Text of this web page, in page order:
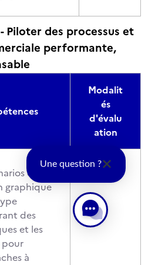
Piloter des processus et
performante,
Modalit
és
d'évalu
ation
de
graphique
des
et les
à
Une question ?